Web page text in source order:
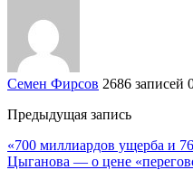
Семен Фирсов 2686 записей
Предыдущая запись
«700 миллиардов ущерба и
Цыганова — о цене